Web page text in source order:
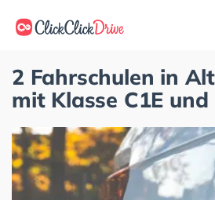
2 Fahrschulen in
mit Klasse C1E